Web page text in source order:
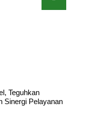
Teguhkan
Sinergi Pelayanan